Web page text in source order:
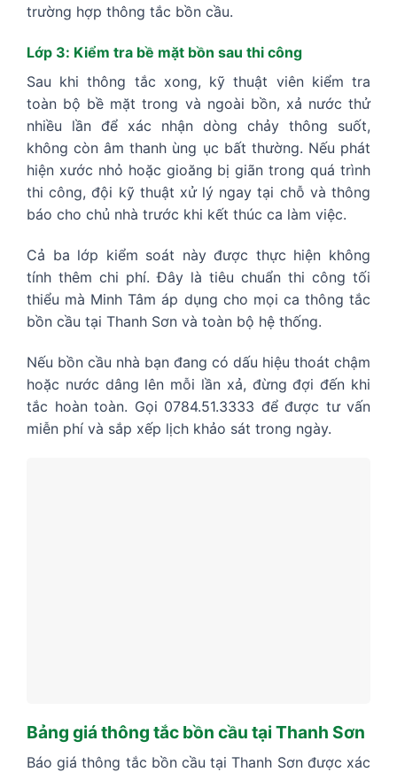
trường hợp thông tắc bồn cầu.
Lớp 3: Kiểm tra bề mặt bồn sau thi công
Sau khi thông tắc xong, kỹ thuật viên kiểm tra
toàn bộ bề mặt trong và ngoài bồn, xả nước thử
nhiều lần để xác nhận dòng chảy thông suốt,
không còn âm thanh ùng ục bất thường. Nếu phát
hiện xước nhỏ hoặc gioăng bị giãn trong quá trình
thi công, đội kỹ thuật xử lý ngay tại chỗ và thông
báo cho chủ nhà trước khi kết thúc ca làm việc.
Cả ba lớp kiểm soát này được thực hiện không
tính thêm chi phí. Đây là tiêu chuẩn thi công tối
thiểu mà Minh Tâm áp dụng cho mọi ca thông tắc
bồn cầu tại Thanh Sơn và toàn bộ hệ thống.
Nếu bồn cầu nhà bạn đang có dấu hiệu thoát chậm
hoặc nước dâng lên mỗi lần xả, đừng đợi đến khi
tắc hoàn toàn. Gọi 0784.51.3333 để được tư vấn
miễn phí và sắp xếp lịch khảo sát trong ngày.
Bảng giá thông tắc bồn cầu tại Thanh Sơn
Báo giá thông tắc bồn cầu tại Thanh Sơn được xác